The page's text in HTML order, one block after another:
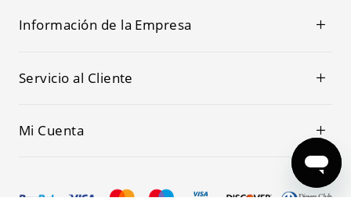
Información de la Empresa
Servicio al Cliente
Mi Cuenta